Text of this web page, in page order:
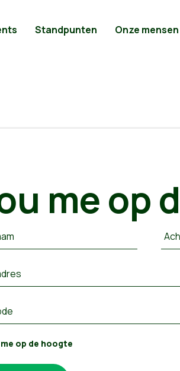
Standpunten Onze mensen
me op
op de hoogte